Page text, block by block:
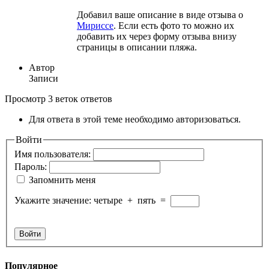
Добавил ваше описание в виде отзыва о
Мириссе. Если есть фото то можно их
добавить их через форму отзыва внизу
страницы в описании пляжа.
Автор
Записи
Просмотр 3 веток ответов
Для ответа в этой теме необходимо авторизоваться.
Войти
Имя пользователя:
Пароль:
Запомнить меня
Укажите значение: четыре + пять =
Войти
Популярное